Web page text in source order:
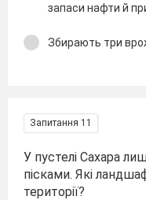
запаси нафти й
Збирають три
Запитання 11
У пустелі Сахара
пісками. Які
території?